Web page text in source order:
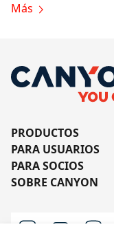
Más
PRODUCTOS
PARA USUARIOS
PARA SOCIOS
SOBRE CANYON